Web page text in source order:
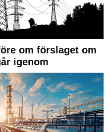
om förslaget om
igenom